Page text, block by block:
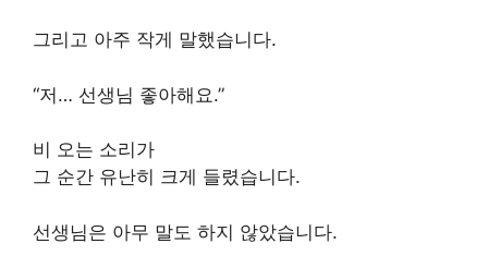
그리고 아주 작게 말했습니다.
“저… 선생님 좋아해요.”
비 오는 소리가
그 순간 유난히 크게 들렸습니다.
선생님은 아무 말도 하지 않았습니다.